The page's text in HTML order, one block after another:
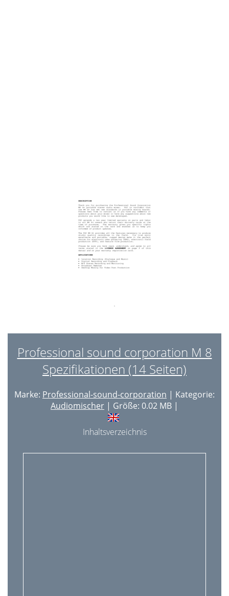
Professional sound corporation M 8
Spezifikationen (14 Seiten)
Marke: Professional-sound-corporation | Kategorie:
Audiomischer | Größe: 0.02 MB |
Inhaltsverzeichnis